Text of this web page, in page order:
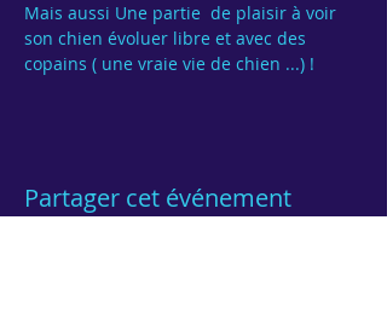
Mais aussi Une partie  de plaisir à voir
son chien évoluer libre et avec des
Partager cet événement